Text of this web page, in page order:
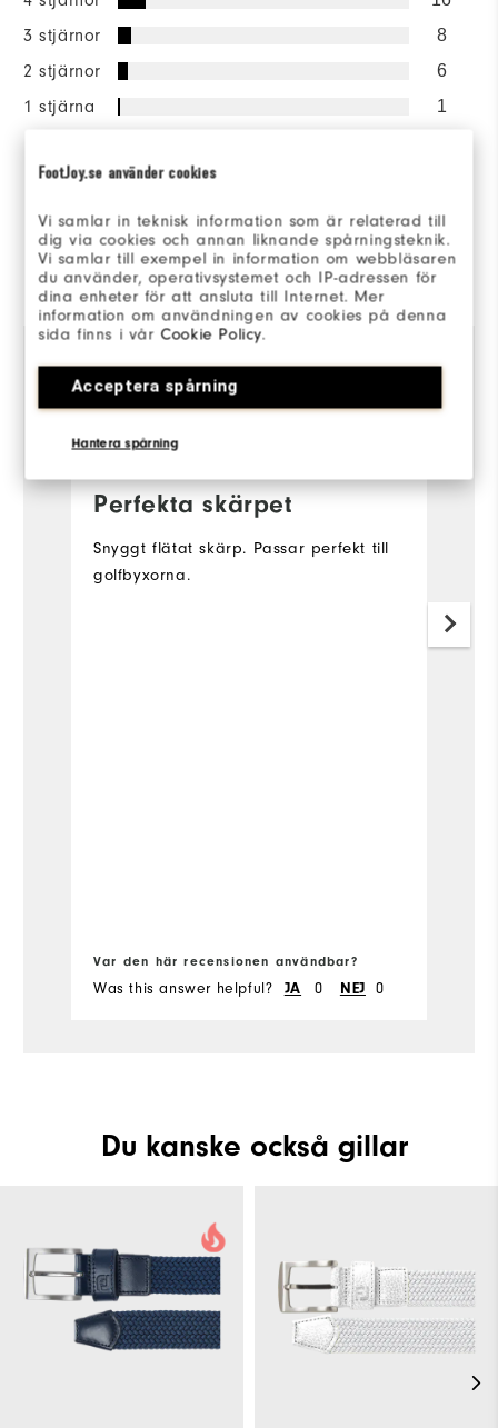
FootJoy.se använder cookies
Vi samlar in teknisk information som är relaterad till
dig via cookies och annan liknande spårningsteknik.
Vi samlar till exempel in information om webbläsaren
du använder, operativsystemet och IP-adressen för
dina enheter för att ansluta till Internet. Mer
information om användningen av cookies på denna
sida finns i vårCookie Policy.
Acceptera spårning
Hantera spårning
3 stjärnor 8
2 stjärnor 6
1 stjärna 1
93%
rekommendera detta för en
Recenserad av 168 kunder
View All
Perfekta skärpet
Erik
Verifierad köpare
Snyggt flätat skärp. Passar perfekt till
golfbyxorna.
Var den här recensionen användbar?
Was this answer helpful? JA 0 NEJ 0
Du kanske också gillar